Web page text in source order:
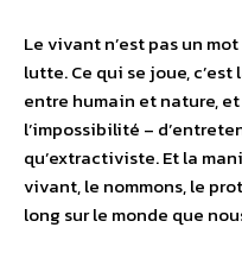
Le vivant n’est pas un
lutte. Ce qui se joue,
entre humain et nature,
l’impossibilité –
qu’extractiviste. Et la
vivant, le nommons, le
long sur le monde que